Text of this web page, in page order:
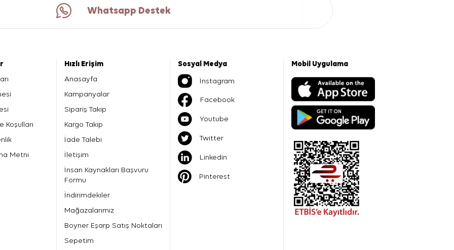
Whatsapp Destek
Koşulları
Metni
Hızlı Erişim
Anasayfa
Kampanyalar
Sipariş Takip
Kargo Takip
İade Talebi
İletişim
İnsan Kaynakları Başvuru
Formu
İndirimdekiler
Mağazalarımız
Boyner Eşarp Satış Noktaları
Sepetim
Sosyal Medya
İnstagram
Facebook
Youtube
Twitter
Linkedin
Pinterest
Mobil Uygulama